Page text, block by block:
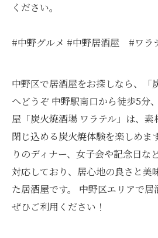
ください。
#中野グルメ #中野居酒屋 #ワラ
中野区で居酒屋をお探しなら、「
へどうぞ 中野駅南口から徒歩5分
屋「炭火焼酒場 ワラテル」は、
閉じ込める炭火焼体験を楽しめま
りのディナー、女子会や記念日な
対応しており、居心地の良さと美
た居酒屋です。 中野区エリアで居
ぜひご利用ください！